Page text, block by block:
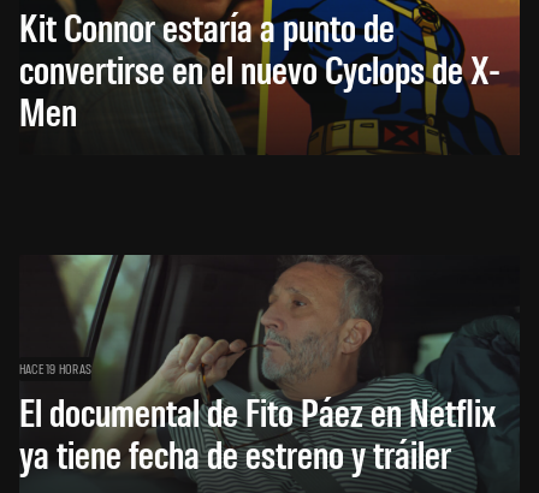
Kit Connor estaría a punto de
convertirse en el nuevo Cyclops de X-
Men
HACE 19 HORAS
El documental de Fito Páez en Netflix
ya tiene fecha de estreno y tráiler